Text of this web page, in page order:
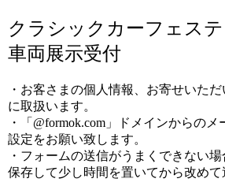
クラシックカーフェス
車両展示受付
・お客さまの個人情報、お寄せいた
に取扱います。
・「@formok.com」ドメインからの
設定をお願い致します。
・フォームの送信がうまくできない
保存して少し時間を置いてから改めて